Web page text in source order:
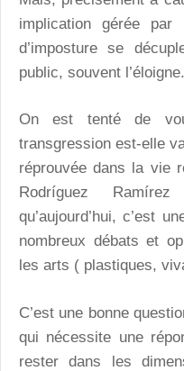
implication gérée par
d’imposture se
public, souvent l’éloigne.
On est tenté de
transgression est-elle
réprouvée dans la vie
Rodríguez
qu’aujourd’hui, c’est
nombreux débats et
les arts ( plastiques,
C’est une bonne
qui nécessite une
rester dans les